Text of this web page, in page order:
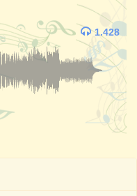
1.428